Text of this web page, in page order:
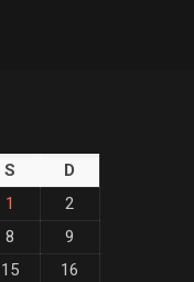
S
D
1
2
8
9
15
16